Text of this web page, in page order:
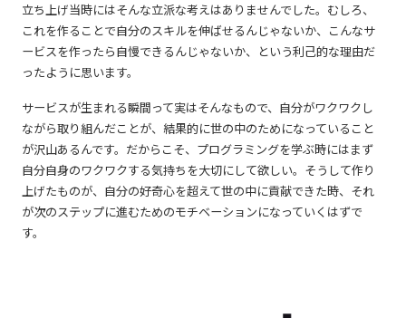
立ち上げ当時にはそんな立派な考えはありませんでした。むしろ、
これを作ることで自分のスキルを伸ばせるんじゃないか、こんなサ
ービスを作ったら自慢できるんじゃないか、という利己的な理由だ
ったように思います。
サービスが生まれる瞬間って実はそんなもので、自分がワクワクし
ながら取り組んだことが、結果的に世の中のためになっていること
が沢山あるんです。だからこそ、プログラミングを学ぶ時にはまず
自分自身のワクワクする気持ちを大切にして欲しい。そうして作り
上げたものが、自分の好奇心を超えて世の中に貢献できた時、それ
が次のステップに進むためのモチベーションになっていくはずで
す。